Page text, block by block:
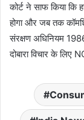
कोर्ट ने साफ किया कि
होगा और जब तक
संरक्षण अधिनियम
दोबारा विचार के लिए